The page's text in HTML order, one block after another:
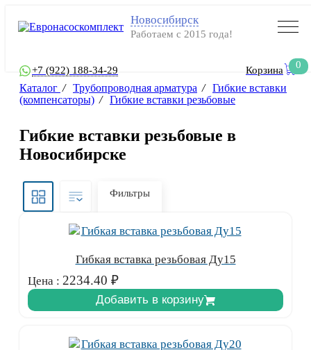
Новосибирск
Работаем с 2015 года!
+7 (922) 188-34-29 Корзина
0
Каталог / Трубопроводная арматура / Гибкие вставки
(компенсаторы) / Гибкие вставки резьбовые
Гибкие вставки резьбовые в
Новосибирске
Фильтры
Гибкая вставка резьбовая Ду15
Цена : 2234.40 ₽
Добавить в корзину